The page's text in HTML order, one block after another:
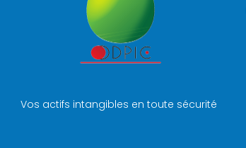
Vos actifs intangibles en toute sécurité